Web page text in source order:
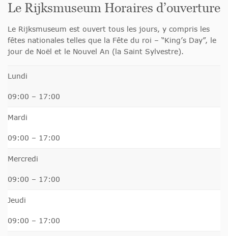
Le Rijksmuseum Horaires d’ouverture
Le Rijksmuseum est ouvert tous les jours, y compris les
fêtes nationales telles que la Fête du roi – “King’s Day”, le
jour de Noël et le Nouvel An (la Saint Sylvestre).
Lundi
09:00 – 17:00
Mardi
09:00 – 17:00
Mercredi
09:00 – 17:00
Jeudi
09:00 – 17:00